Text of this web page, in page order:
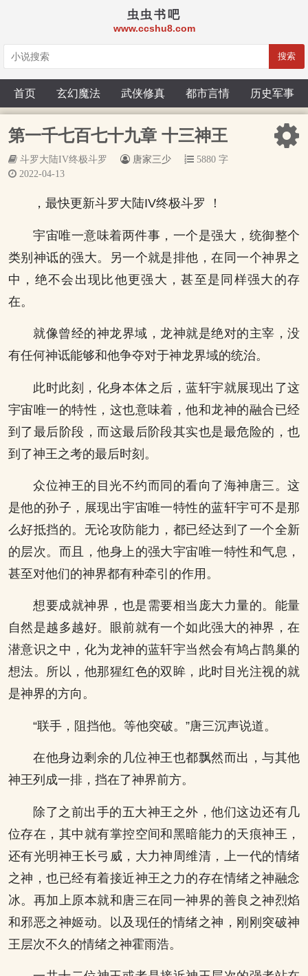
虫虫书吧
www.ccshu8.com
搜索
首页 玄幻魔法 武侠修真 都市言情 历史军事
第一千七百七十九章 十三神王
斗罗大陆IV终极斗罗 唐家三少
5880 字
2022-04-13
，最快更新斗罗大陆IV终极斗罗 ！
宇宙唯一意味着两件事，一个是强大，统御整个
类别神诋的强大。另一个就是排他，在同一个神界之
中，绝不会出现比他更强大，甚至是同样强大的存
在。
就像曾经的神龙界域，龙神就是绝对的主宰，没
有任何神诋能够和他争夺对于神龙界域的统治。
此时此刻，化身本体之后，蓝轩宇就展现出了这
宇宙唯一的特性，这也意味着，他和龙神的融合已经
到了最后阶段，而这最后阶段其实也是最危险的，也
到了神王之考的最后时刻。
众位神王的目光不约而同的看向了海神唐三。这
是他的孙子，展现出宇宙唯一特性的蓝轩宇可不是那
么好抵挡的。无论攻防能力，都已经达到了一个全新
的层次。而且，他身上的强大宇宙唯一特性和气息，
甚至对他们的神界都有种牵引的作用。
想要成就神界，也是需要相当庞大力量的。能量
自然是越多越好。眼前就有一个如此强大的神界，在
潜意识之中，化为龙神的蓝轩宇当然会有鸠占鹊巢的
想法。所以，他那猩红色的双眸，此时目光注视的就
是神界的方向。
“联手，阻挡他。等他突破。”唐三沉声说道。
在他身边剩余的几位神王也都飘然而出，与其他
神王列成一排，挡在了神界前方。
除了之前出手的五大神王之外，他们这边还有几
位存在，其中就有掌控空间和黑暗能力的天痕神王，
还有光明神王长弓威，大力神周维清，上一代的情绪
之神，也已经有着接近神王之力的存在情绪之神融念
冰。再加上原本就和唐三在同一神界的善良之神烈焰
和邪恶之神姬动。以及现任的情绪之神，刚刚突破神
王层次不久的情绪之神霍雨浩。